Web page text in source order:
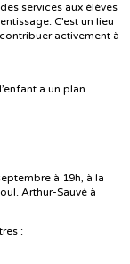
services aux élèves
C’est un lieu
activement à
a un plan
à 19h, à la
Arthur-Sauvé à
: